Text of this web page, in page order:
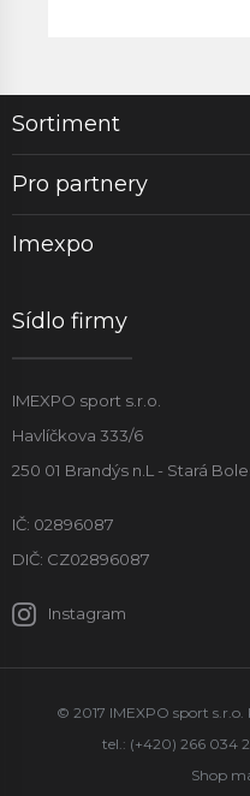
Sortiment
Pro partnery
Imexpo
Sídlo firmy
IMEXPO sport s.r.o.
Havlíčkova 333/6
250 01 Brandýs n.L - Stará
IČ: 02896087
DIČ: CZ02896087
Instagram
© 2017 IMEXPO sport s.r.o.
tel.: (+420) 266 034
Shop